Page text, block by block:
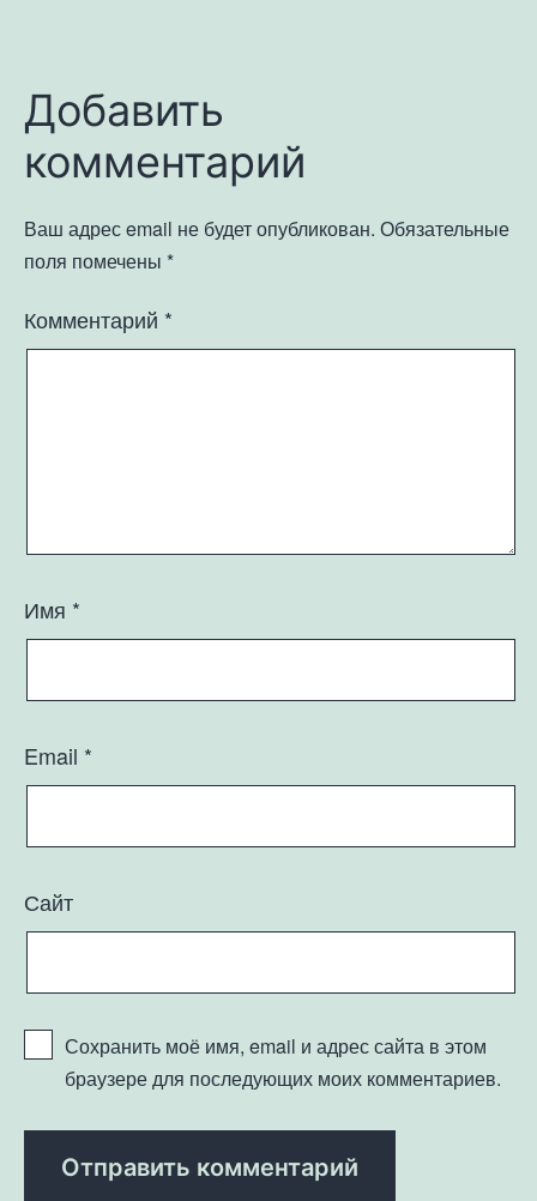
Добавить
комментарий
Ваш адрес email не будет опубликован. Обязательные
поля помечены *
Комментарий *
Имя *
Email *
Сайт
Сохранить моё имя, email и адрес сайта в этом
браузере для последующих моих комментариев.